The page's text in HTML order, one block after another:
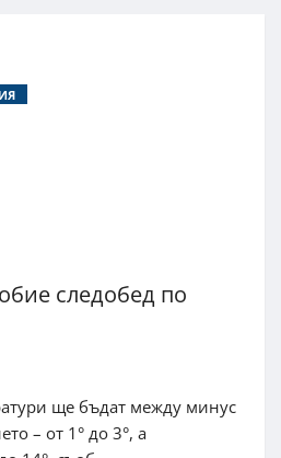
следобед по
ще бъдат между минус
– от 1° до 3°, а